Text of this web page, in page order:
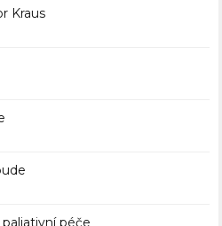
Kraus
péče